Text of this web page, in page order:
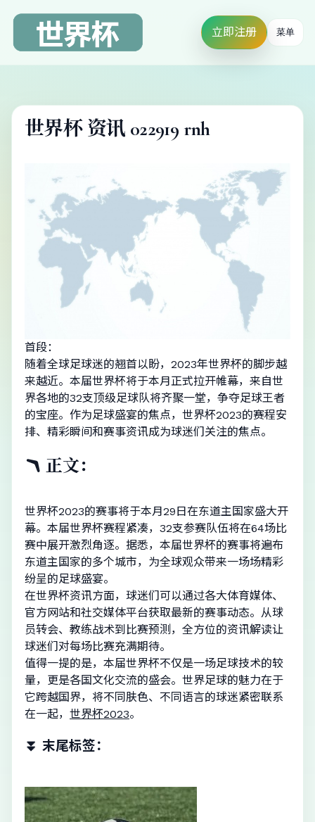
立即注册 菜单
世界杯 资讯 022919 rnh
首段：
随着全球足球迷的翘首以盼，2023年世界杯的脚步越
来越近。本届世界杯将于本月正式拉开帷幕，来自世
界各地的32支顶级足球队将齐聚一堂，争夺足球王者
的宝座。作为足球盛宴的焦点，世界杯2023的赛程安
排、精彩瞬间和赛事资讯成为球迷们关注的焦点。
🪃 正文：
世界杯2023的赛事将于本月29日在东道主国家盛大开
幕。本届世界杯赛程紧凑，32支参赛队伍将在64场比
赛中展开激烈角逐。据悉，本届世界杯的赛事将遍布
东道主国家的多个城市，为全球观众带来一场场精彩
纷呈的足球盛宴。
在世界杯资讯方面，球迷们可以通过各大体育媒体、
官方网站和社交媒体平台获取最新的赛事动态。从球
员转会、教练战术到比赛预测，全方位的资讯解读让
球迷们对每场比赛充满期待。
值得一提的是，本届世界杯不仅是一场足球技术的较
量，更是各国文化交流的盛会。世界足球的魅力在于
它跨越国界，将不同肤色、不同语言的球迷紧密联系
在一起， 世界杯2023。
⏬ 末尾标签：